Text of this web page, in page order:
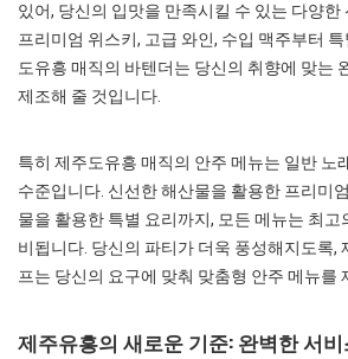
있어, 당신의 입맛을 만족시킬 수 있는 다양한
프리미엄 위스키, 고급 와인, 수입 맥주부터
도유흥 매직의 바텐더는 당신의 취향에 맞는
제조해 줄 것입니다.
특히 제주도유흥 매직의 안주 메뉴는 일반 노
수준입니다. 신선한 해산물을 활용한 프리미
물을 활용한 특별 요리까지, 모든 메뉴는 최고
비됩니다. 당신의 파티가 더욱 풍성해지도록,
프는 당신의 요구에 맞춰 맞춤형 안주 메뉴를
제주유흥의 새로운 기준: 완벽한 서